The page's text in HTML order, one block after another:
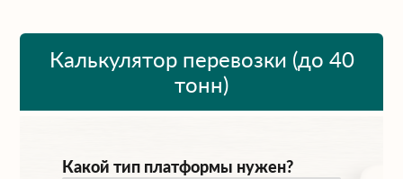
Калькулятор перевозки (до 40
тонн)
Какой тип платформы нужен?